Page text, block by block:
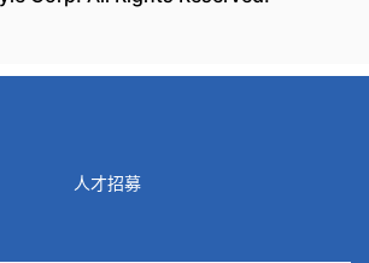
人才招募